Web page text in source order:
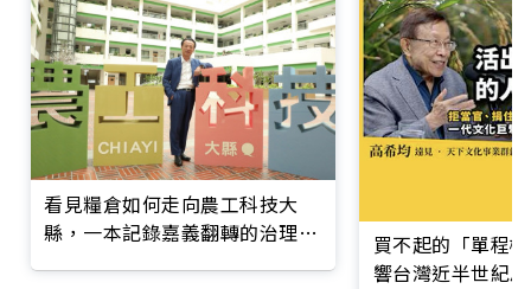
看見糧倉如何走向農工科技大
縣，一本記錄嘉義翻轉的治理實
買不起的「單程
響台灣近半世紀